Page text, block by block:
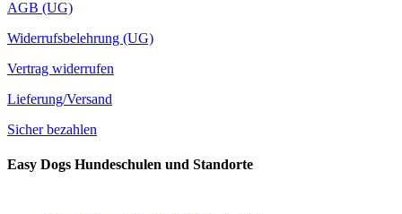
AGB (UG)
Widerrufsbelehrung (UG)
Vertrag widerrufen
Lieferung/Versand
Sicher bezahlen
Easy Dogs Hundeschulen und Standorte